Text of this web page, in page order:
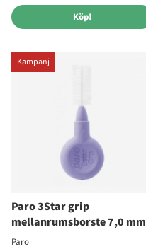
Köp!
Kampanj
Paro 3Star grip
mellanrumsborste 7,0 mm
Paro